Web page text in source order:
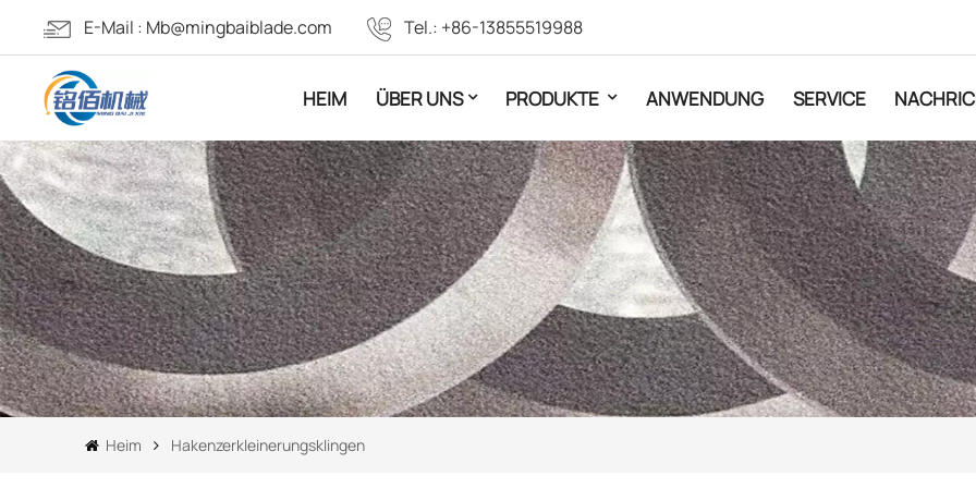
E-Mail : Mb@mingbaiblade.com Tel.: +86-13855519988
HEIM ÜBER UNS PRODUKTE ANWENDUNG SERVICE
Heim Hakenzerkleinerungsklingen